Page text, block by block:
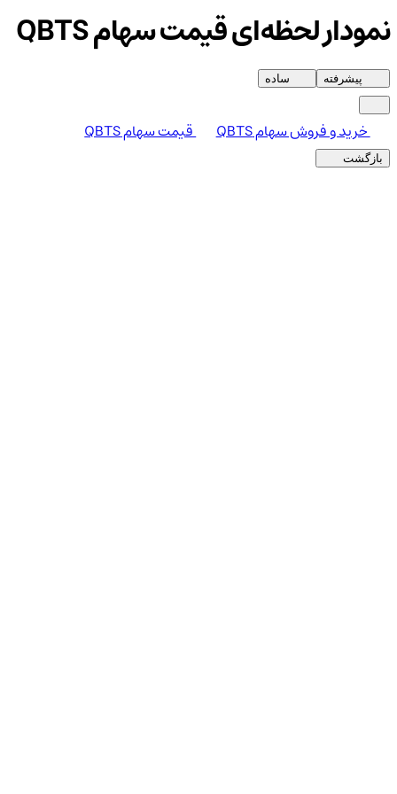
نمودار لحظه‌ای قیمت سهام QBTS
پیشرفته ساده
خرید و فروش سهام QBTS قیمت سهام QBTS
بازگشت